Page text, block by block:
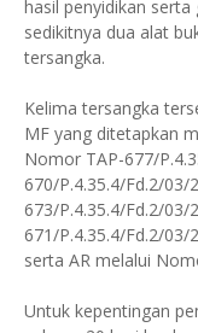
hasil penyidikan
sedikitnya dua alat
tersangka.
Kelima tersangka
MF yang ditetapkan
Nomor TAP-677/
670/P.4.35.4/Fd.2/
673/P.4.35.4/Fd.2/
671/P.4.35.4/Fd.2/03/
serta AR melalui
Untuk kepentingan